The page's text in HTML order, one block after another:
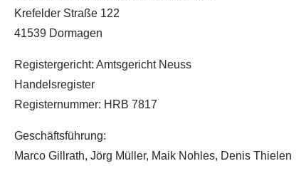
Krefelder Straße 122
41539 Dormagen
Registergericht: Amtsgericht Neuss
Handelsregister
Registernummer: HRB 7817
Geschäftsführung:
Marco Gillrath, Jörg Müller, Maik Nohles, Denis Thielen